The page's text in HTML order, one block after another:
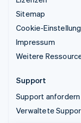
Sitemap
Cookie-
Impressum
Weitere
Support
Support anfordern
Verwaltete